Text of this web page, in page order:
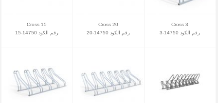
Cross 15
رقم الكود 14750-15
Cross 20
رقم الكود 14750-20
Cross 3
رقم الكود 14750-3